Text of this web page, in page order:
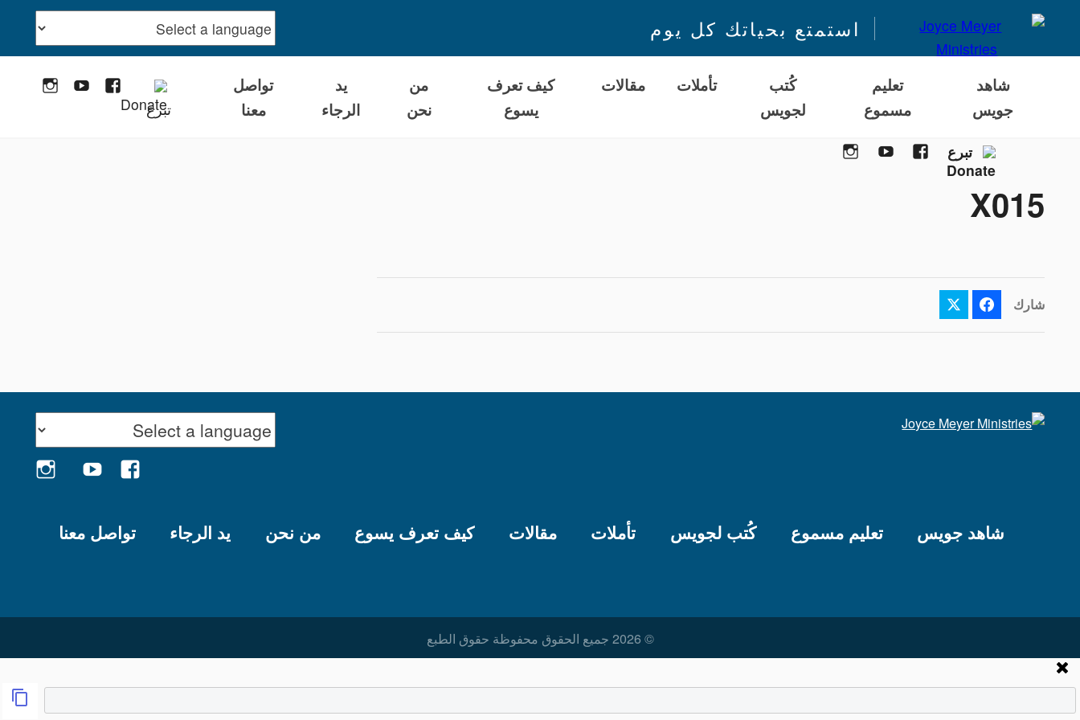
استمتع بحياتك كل يوم
شاهد
جويس
تعليم
مسموع
كُتب
لجويس
تأملات مقالات
كيف تعرف
يسوع
من
نحن
يد
الرجاء
تواصل
معنا
تبرع
Facebook
YouTube
تبرع Facebook
YouTube
Instagram
X015
شارك
FACEBOOK
YOUTUBE
شاهد جويس تعليم مسموع كُتب لجويس تأملات مقالات كيف تعرف يسوع من نحن يد الرجاء تواصل معنا
© 2026 جميع الحقوق محفوظة حقوق الطبع